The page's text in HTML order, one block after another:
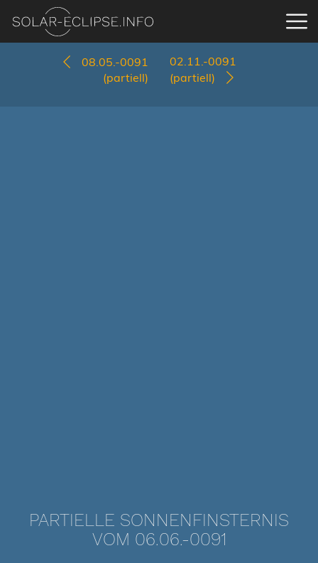
08.05.-0091
(partiell)
02.11.-0091
(partiell)
PARTIELLE SONNENFINSTERNIS
VOM 06.06.-0091